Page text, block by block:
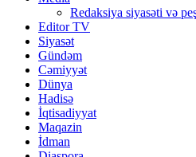
Redaksiya siyasəti və
Editor TV
Siyasət
Gündəm
Cəmiyyət
Dünya
Hadisə
İqtisadiyyat
Maqazin
İdman